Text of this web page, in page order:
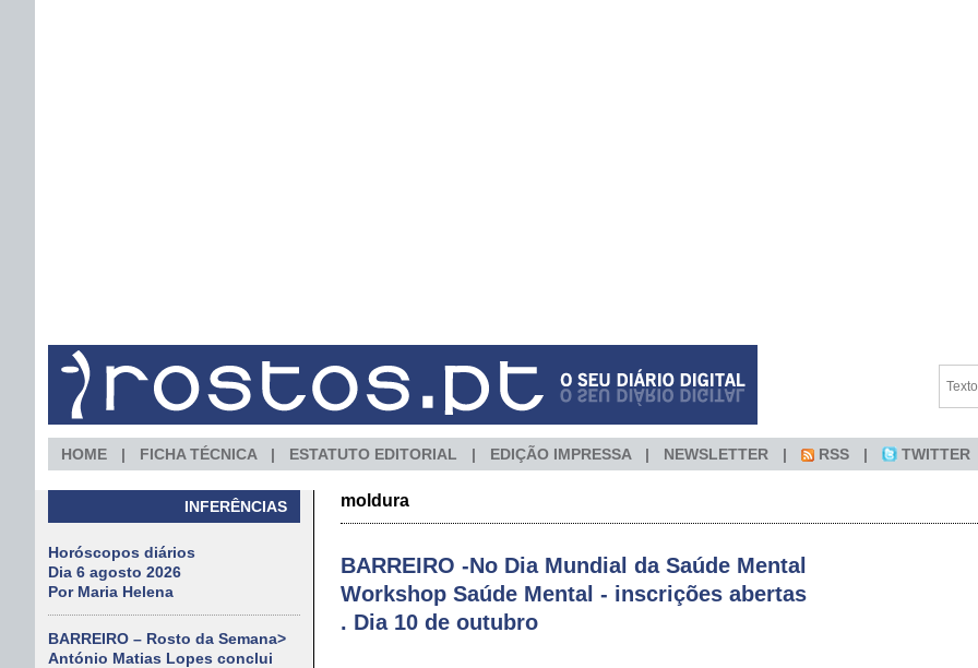
HOME FICHA TÉCNICA ESTATUTO EDITORIAL EDIÇÃO IMPRESSA NEWSLETTER RSS TWITTER
INFERÊNCIAS
Horóscopos diários
Dia 6 agosto 2026
Por Maria Helena
BARREIRO – Rosto da Semana>
António Matias Lopes conclui
moldura
BARREIRO -No Dia Mundial da Saúde Mental
Workshop Saúde Mental - inscrições abertas
. Dia 10 de outubro